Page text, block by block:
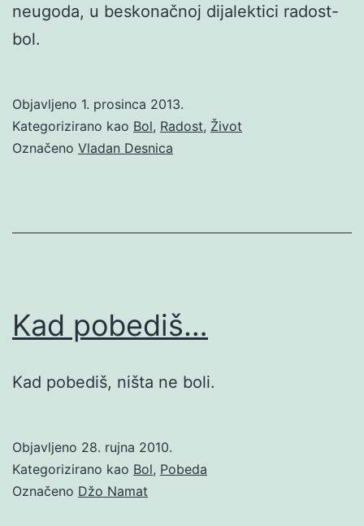
neugoda, u beskonačnoj dijalektici radost-
bol.
Objavljeno 1. prosinca 2013.
Kategorizirano kao Bol, Radost, Život
Označeno Vladan Desnica
Kad pobediš…
Kad pobediš, ništa ne boli.
Objavljeno 28. rujna 2010.
Kategorizirano kao Bol, Pobeda
Označeno Džo Namat